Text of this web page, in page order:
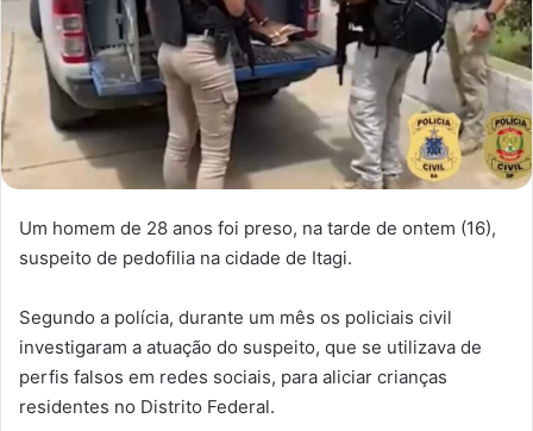
Um homem de 28 anos foi preso, na tarde de ontem (16),
suspeito de pedofilia na cidade de Itagi.
Segundo a polícia, durante um mês os policiais civil
investigaram a atuação do suspeito, que se utilizava de
perfis falsos em redes sociais, para aliciar crianças
residentes no Distrito Federal.